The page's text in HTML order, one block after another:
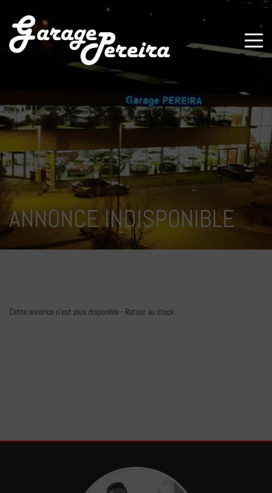
ANNONCE INDISPONIBLE
Cette annonce n'est plus disponible - Retour au stock
Paramètres avancés des cookies